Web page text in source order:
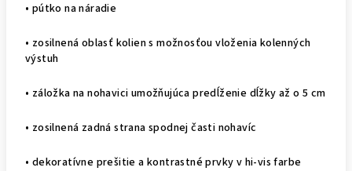
• pútko na náradie
• zosilnená oblasť kolien s možnosťou vloženia kolenných
výstuh
• záložka na nohavici umožňujúca predĺženie dĺžky až o 5 cm
• zosilnená zadná strana spodnej časti nohavíc
• dekoratívne prešitie a kontrastné prvky v hi-vis farbe